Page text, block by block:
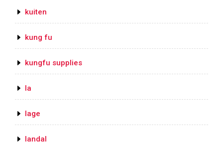
kuiten
kung fu
kungfu supplies
la
lage
landal